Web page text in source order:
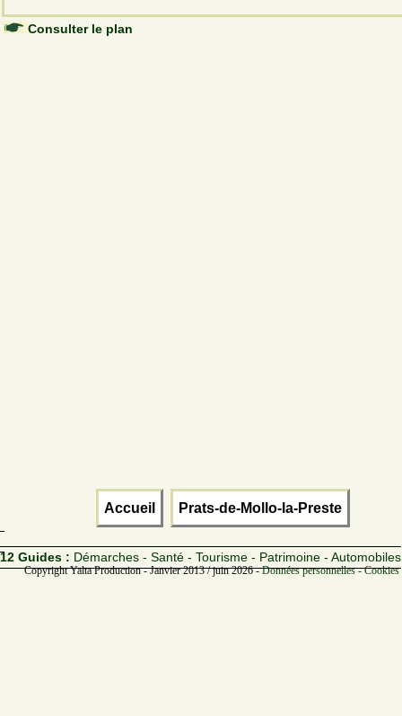
Consulter le plan
Accueil Prats-de-Mollo-la-Preste
12 Guides : Démarches - Santé - Tourisme - Patrimoine - Automobiles
Copyright Yalta Production - Janvier 2013 / juin 2026 -Données personnelles -